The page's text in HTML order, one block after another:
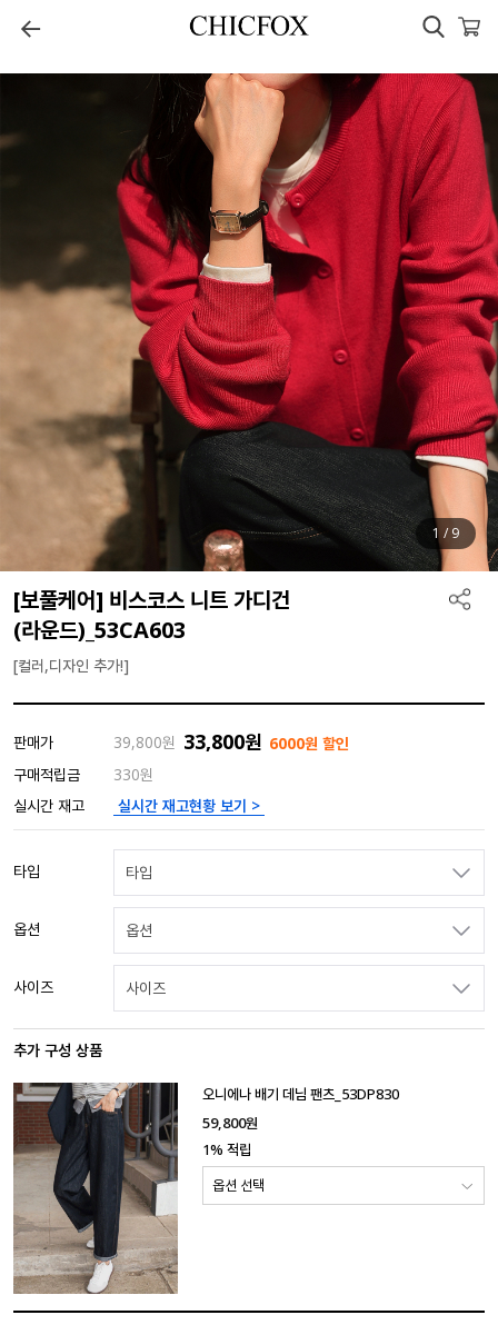
1 / 9
[보풀케어] 비스코스 니트 가디건
(라운드)_53CA603
[컬러,디자인 추가!]
판매가 39,800원 33,800원 6000원 할인
구매적립금
330원
실시간 재고
실시간 재고현황 보기 >
타입 타입
옵션 옵션
사이즈 사이즈
추가 구성 상품
오니에나 배기 데님 팬츠_53DP830
59,800원
1% 적립